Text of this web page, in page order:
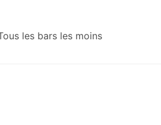
les bars les moins